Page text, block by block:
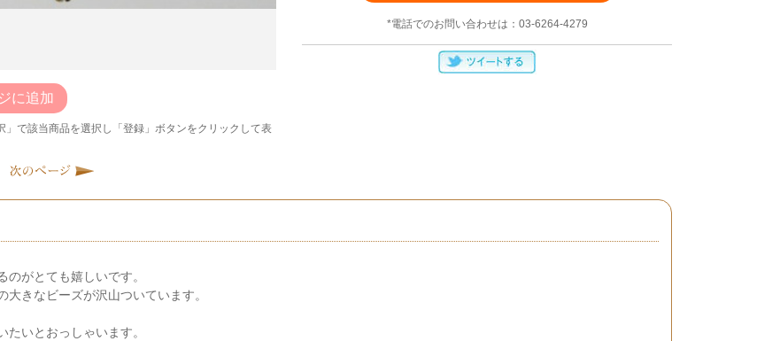
に追加
で該当商品を選択し「登録」ボタンをクリックして表
*電話でのお問い合わせは：03-6264-4279
がとても嬉しいです。
きなビーズが沢山ついています。
いとおっしゃいます。